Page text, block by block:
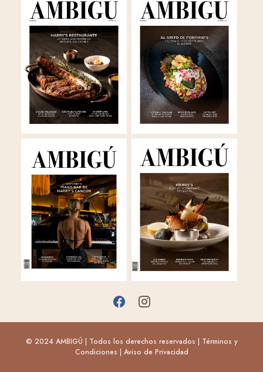
© 2024 AMBIGÚ | Todos los derechos reservados | Términos y
Condiciones
Aviso de Privacidad